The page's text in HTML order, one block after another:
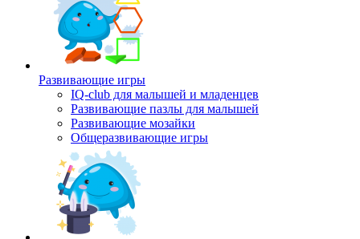
Развивающие игры
IQ-club для малышей и младенцев
Развивающие пазлы для малышей
Развивающие мозайки
Общеразвивающие игры